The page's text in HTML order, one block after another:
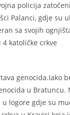
policija
Palanci, gdje su
sa svojih
katoličke crkve
genocida.Iako
u Bratuncu.
logore gdje su